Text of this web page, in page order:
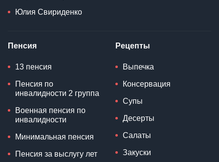
Юлия Свириденко
Пенсия
13 пенсия
Пенсия по
инвалидности 2 группа
Военная пенсия по
инвалидности
Минимальная пенсия
Пенсия за выслугу лет
Рецепты
Выпечка
Консервация
Супы
Десерты
Салаты
Закуски